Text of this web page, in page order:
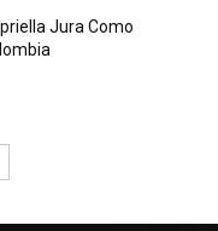
Jura Como